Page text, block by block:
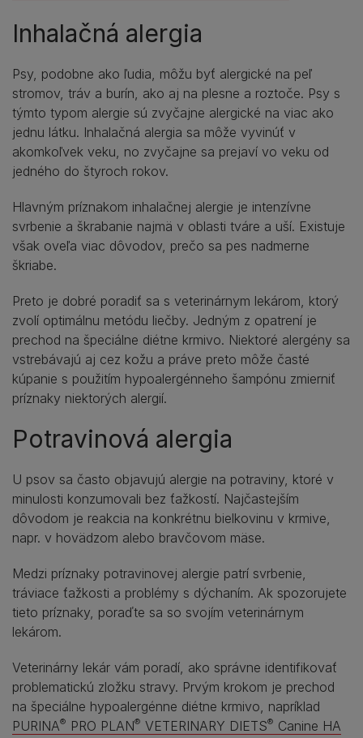
Inhalačná alergia
Psy, podobne ako ľudia, môžu byť alergické na peľ
stromov, tráv a burín, ako aj na plesne a roztoče. Psy s
týmto typom alergie sú zvyčajne alergické na viac ako
jednu látku. Inhalačná alergia sa môže vyvinúť v
akomkoľvek veku, no zvyčajne sa prejaví vo veku od
jedného do štyroch rokov.
Hlavným príznakom inhalačnej alergie je intenzívne
svrbenie a škrabanie najmä v oblasti tváre a uší. Existuje
však oveľa viac dôvodov, prečo sa pes nadmerne
škriabe.
Preto je dobré poradiť sa s veterinárnym lekárom, ktorý
zvolí optimálnu metódu liečby. Jedným z opatrení je
prechod na špeciálne diétne krmivo. Niektoré alergény sa
vstrebávajú aj cez kožu a práve preto môže časté
kúpanie s použitím hypoalergénneho šampónu zmierniť
príznaky niektorých alergií.
Potravinová alergia
U psov sa často objavujú alergie na potraviny, ktoré v
minulosti konzumovali bez ťažkostí. Najčastejším
dôvodom je reakcia na konkrétnu bielkovinu v krmive,
napr. v hovädzom alebo bravčovom mäse.
Medzi príznaky potravinovej alergie patrí svrbenie,
tráviace ťažkosti a problémy s dýchaním. Ak spozorujete
tieto príznaky, poraďte sa so svojím veterinárnym
lekárom.
Veterinárny lekár vám poradí, ako správne identifikovať
problematickú zložku stravy. Prvým krokom je prechod
na špeciálne hypoalergénne diétne krmivo, napríklad
PURINA® PRO PLAN® VETERINARY DIETS® Canine HA